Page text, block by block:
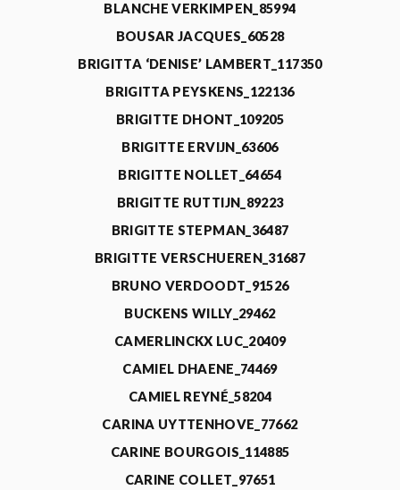
BLANCHE VERKIMPEN_85994
BOUSAR JACQUES_60528
BRIGITTA ‘DENISE’ LAMBERT_117350
BRIGITTA PEYSKENS_122136
BRIGITTE DHONT_109205
BRIGITTE ERVIJN_63606
BRIGITTE NOLLET_64654
BRIGITTE RUTTIJN_89223
BRIGITTE STEPMAN_36487
BRIGITTE VERSCHUEREN_31687
BRUNO VERDOODT_91526
BUCKENS WILLY_29462
CAMERLINCKX LUC_20409
CAMIEL DHAENE_74469
CAMIEL REYNÉ_58204
CARINA UYTTENHOVE_77662
CARINE BOURGOIS_114885
CARINE COLLET_97651